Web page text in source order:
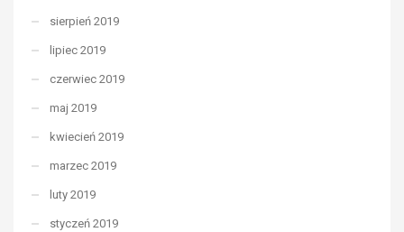
sierpień 2019
lipiec 2019
czerwiec 2019
maj 2019
kwiecień 2019
marzec 2019
luty 2019
styczeń 2019